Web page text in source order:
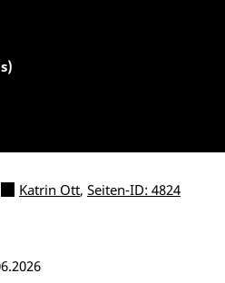
Katrin Ott, Seiten-ID: 4824